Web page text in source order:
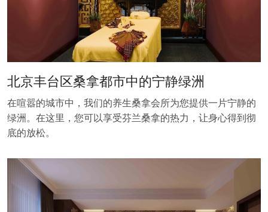
北京丰台区桑拿都市中的宁静绿洲
在喧嚣的城市中，我们的养生桑拿会所为您提供一片宁静的
绿洲。在这里，您可以享受芬兰桑拿的热力，让身心得到彻
底的放松。